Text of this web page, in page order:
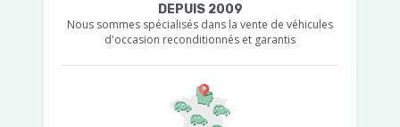
DEPUIS 2009
Nous sommes spécialisés dans la vente de véhicules
d'occasion reconditionnés et garantis